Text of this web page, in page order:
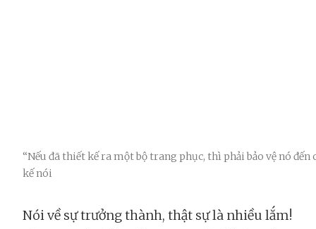
“Nếu đã thiết kế ra một bộ trang phục, thì phải bảo vệ nó đến
kế nói
Nói về sự trưởng thành, thật sự là nhiều lắm!